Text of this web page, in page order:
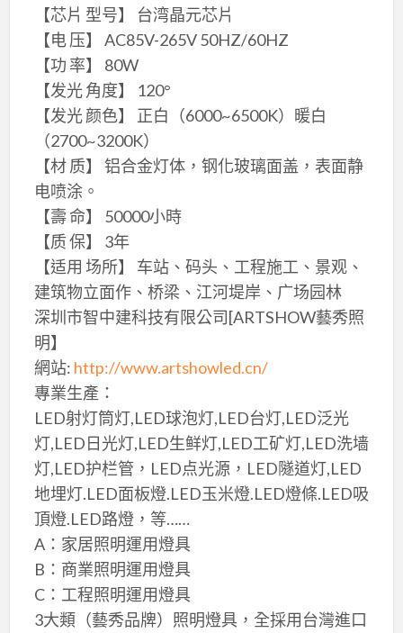
【芯片 型号】 台湾晶元芯片
【电 压】 AC85V-265V 50HZ/60HZ
【功 率】 80W
【发光 角度】 120°
【发光 颜色】 正白（6000~6500K）暖白
（2700~3200K）
【材 质】 铝合金灯体，钢化玻璃面盖，表面静
电喷涂。
【壽 命】 50000小時
【质 保】 3年
【适用 场所】 车站、码头、工程施工、景观、
建筑物立面作、桥梁、江河堤岸、广场园林
深圳市智中建科技有限公司[ARTSHOW藝秀照
明】
網站: http://www.artshowled.cn/
專業生產：
LED射灯筒灯,LED球泡灯,LED台灯,LED泛光
灯,LED日光灯,LED生鲜灯,LED工矿灯,LED洗墙
灯,LED护栏管，LED点光源，LED隧道灯,LED
地埋灯.LED面板燈.LED玉米燈.LED燈條.LED吸
頂燈.LED路燈，等……
A：家居照明運用燈具
B：商業照明運用燈具
C：工程照明運用燈具
3大類（藝秀品牌）照明燈具，全採用台灣進口